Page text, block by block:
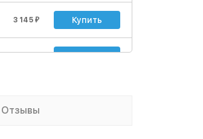
3 145 ₽ Купить
Купить
Отзывы